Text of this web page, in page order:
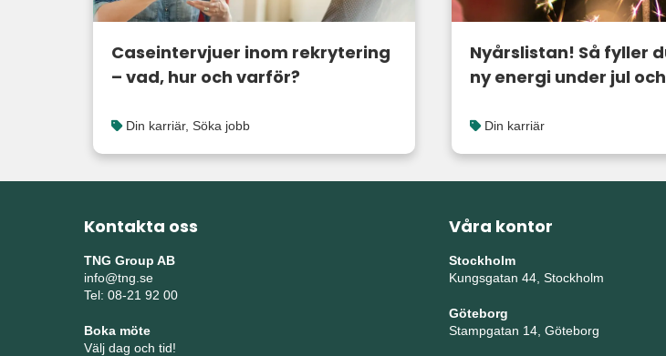
Caseintervjuer inom rekrytering
– vad, hur och varför?
Din karriär, Söka jobb
Nyårslistan! Så fyller
ny energi under jul
Din karriär
Kontakta oss
TNG Group AB
info@tng.se
Tel: 08-21 92 00
Boka möte
Välj dag och tid!
Våra kontor
Stockholm
Kungsgatan 44, Stockholm
Göteborg
Stampgatan 14, Göteborg